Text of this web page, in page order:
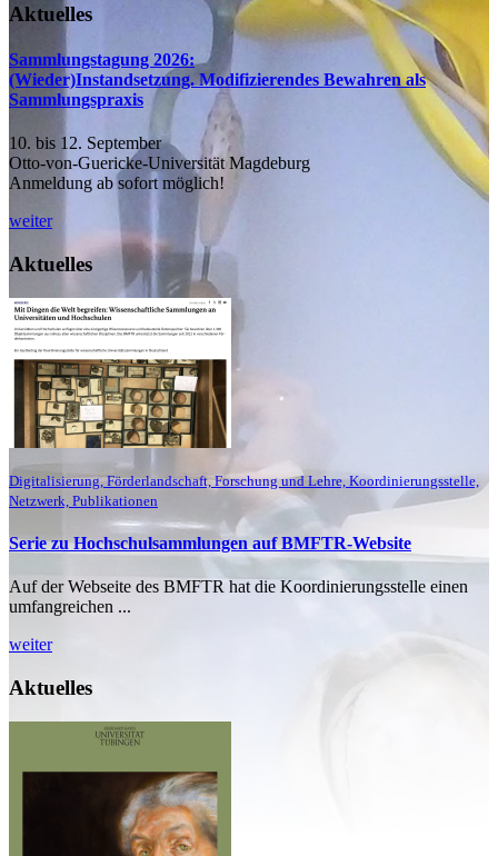
Aktuelles
Sammlungstagung 2026:
(Wieder)Instandsetzung. Modifizierendes Bewahren als
Sammlungspraxis
10. bis 12. September
Otto-von-Guericke-Universität Magdeburg
Anmeldung ab sofort möglich!
weiter
Aktuelles
Digitalisierung, Förderlandschaft, Forschung und Lehre, Koordinierungsstelle,
Netzwerk, Publikationen
Serie zu Hochschulsammlungen auf BMFTR-Website
Auf der Webseite des BMFTR hat die Koordinierungsstelle einen
umfangreichen ...
weiter
Aktuelles